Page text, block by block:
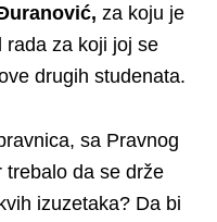
za koju je
rada za koji joj se
drugih studenata.
sa Pravnog
trebalo da se drže
izuzetaka? Da bi